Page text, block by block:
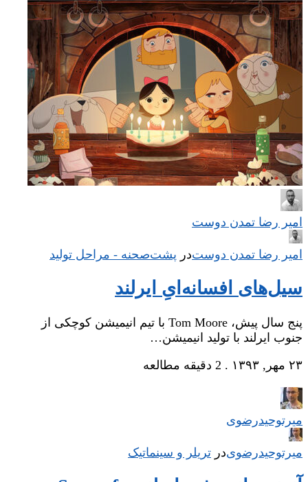
امیر رضا تمدن دوست
امیر رضا تمدن دوستدر پشت‌صحنه - مراحل تولید
سیل‌های افسانه‌ایِ ایرلند
پنج سال پیش، Tom Moore با تیم انیمیشن کوچکی از
جنوب ایرلند با تولید انیمیشن…
۲۳ مهر, ۱۳۹۳
. 2 دقیقه مطالعه
میر‌توحیدرضوی
میر‌توحیدرضویدر تریلر و سینماتیک